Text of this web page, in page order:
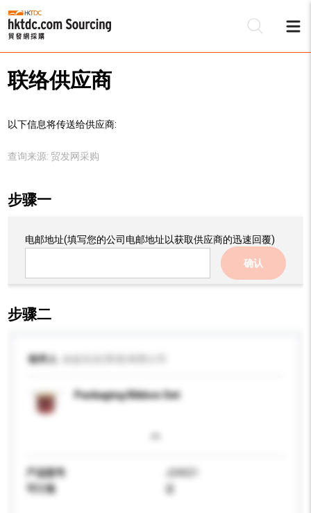
联络供应商
以下信息将传送给供应商:
查询来源: 贸发网采购
步骤一
电邮地址(填写您的公司电邮地址以获取供应商的迅速回覆)
确认
步骤二
收件人
Packaging Ribbon Set
产品型号
J24021
可订造
是